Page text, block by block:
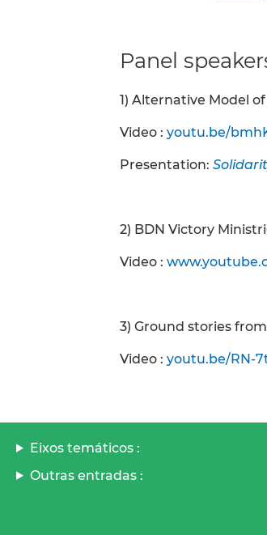
Panel
1) Alternative Model
Video : youtu.be/
Presentation:
2) BDN Victory
Video :
3) Ground stories
Video : youtu.be/RN-
Eixos temáticos :
Outras entradas :